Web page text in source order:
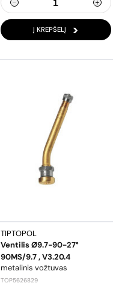
Į KREPŠELĮ
TIPTOPOL
Ventilis Ø9.7-90-27°
90MS/9.7 , V3.20.4
metalinis vožtuvas
TOP5626829